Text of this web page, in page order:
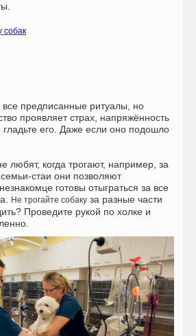
собак
предписанные ритуалы, но
проявляет страх, напряжённость
его. Даже если оно подошло
любят, когда трогают, например, за
стаи они позволяют
готовы отыграться за все
Не трогайте собаку за разные части
Проведите рукой по холке и